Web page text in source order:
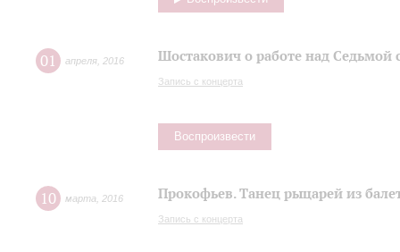
01 апреля 2016 Шостакович о работе над
Запись с концерта
Воспроизвести
10 марта 2016 Прокофьев. Танец рыцарей из
Запись с концерта